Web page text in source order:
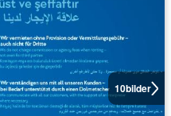
10bilder